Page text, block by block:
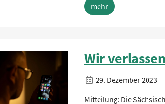
mehr
Wir
29. Dezember 2023
Mitteilung: Die